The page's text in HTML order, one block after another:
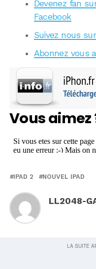
Devenez fan
Facebook
Suivez nous
Abonnez vous
Vous aimez
IPAD 2 NOUVEL IPAD
LL2048-